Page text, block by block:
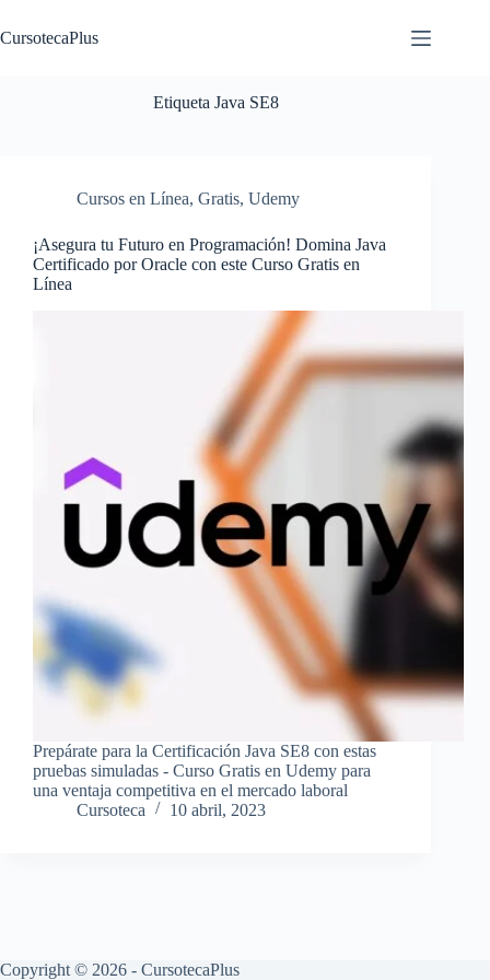
al
contenido
CursotecaPlus
Etiqueta Java SE8
Cursos en Línea, Gratis, Udemy
¡Asegura tu Futuro en Programación! Domina Java
Certificado por Oracle con este Curso Gratis en
Línea
Prepárate para la Certificación Java SE8 con estas
pruebas simuladas - Curso Gratis en Udemy para
una ventaja competitiva en el mercado laboral
Cursoteca
10 abril, 2023
Copyright © 2026 - CursotecaPlus